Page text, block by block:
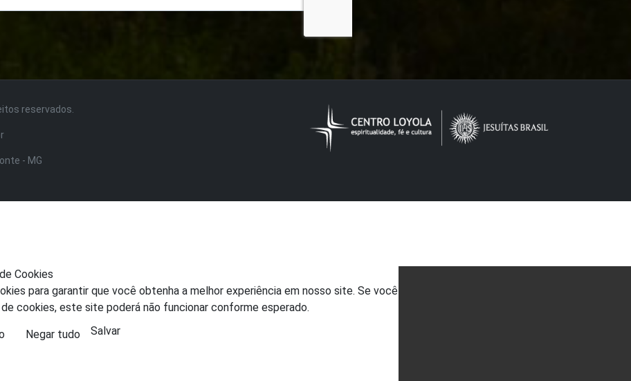
reservados.
- MG
Cookies
para garantir que você obtenha a melhor experiência em nosso site. Se você
cookies, este site poderá não funcionar conforme esperado.
Negar tudo Salvar